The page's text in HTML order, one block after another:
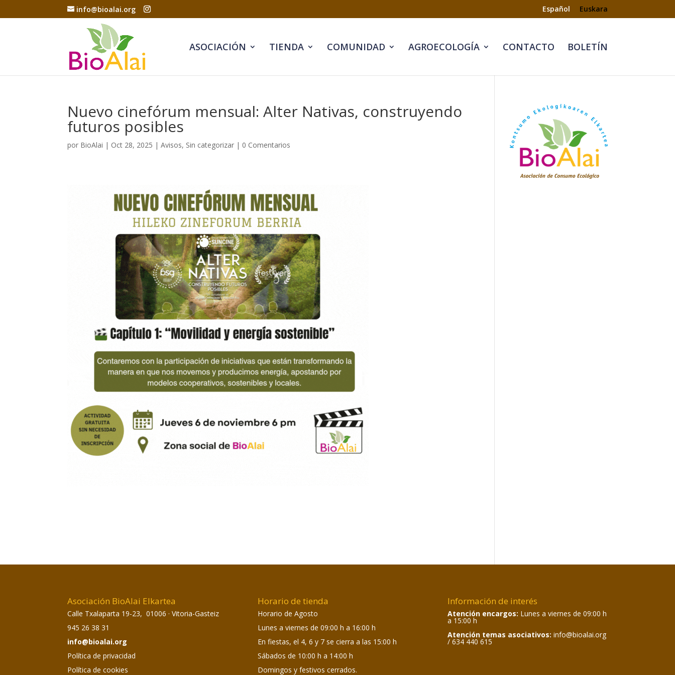
info@bioalai.org Español Euskara
ASOCIACIÓN TIENDA COMUNIDAD AGROECOLOGÍA CONTACTO BOLETÍN
Nuevo cinefórum mensual: Alter Nativas, construyendo
futuros posibles
por BioAlai | Oct 28, 2025 |Avisos, Sin categorizar | 0 Comentarios
Asociación BioAlai Elkartea
Calle Txalaparta 19-23, 01006 · Vitoria-Gasteiz
945 26 38 31
info@bioalai.org
Política de privacidad
Política de cookies
Horario de tienda
Horario de Agosto
Lunes a viernes de 09:00 h a 16:00 h
En fiestas, el 4, 6 y 7 se cierra a las 15:00 h
Sábados de 10:00 h a 14:00 h
Domingos y festivos cerrados.
Información de interés
Atención encargos: Lunes a viernes de 09:00 h
a 15:00 h
Atención temas asociativos: info@bioalai.org
/ 634 440 615